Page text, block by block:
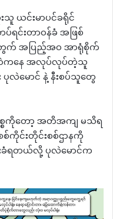
ယင်းမာပင်ခရိုင်
ရင်းတာဝန်ခံ အဖြစ်
က် အပြည့်အဝ အာရုံစိုက်
ကနေ အလုပ်လုပ်တဲ့သူ
လဲမောင် နဲ့ နီးစပ်သူတွေ
စ္စကိုတော့ အတိအကျ မသိရ
ကိုင်းတိုင်းစစ်ဌာနကို
းခံရတယ်လို့ ပုလဲမောင်က